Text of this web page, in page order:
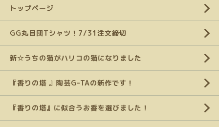
トップページ
GG丸目団Tシャツ！7/31注文締切
新☆うちの猫がハリコの猫になりました
『香りの塔 』陶芸G-TAの新作です！
『香りの塔』に似合うお香を選びました！